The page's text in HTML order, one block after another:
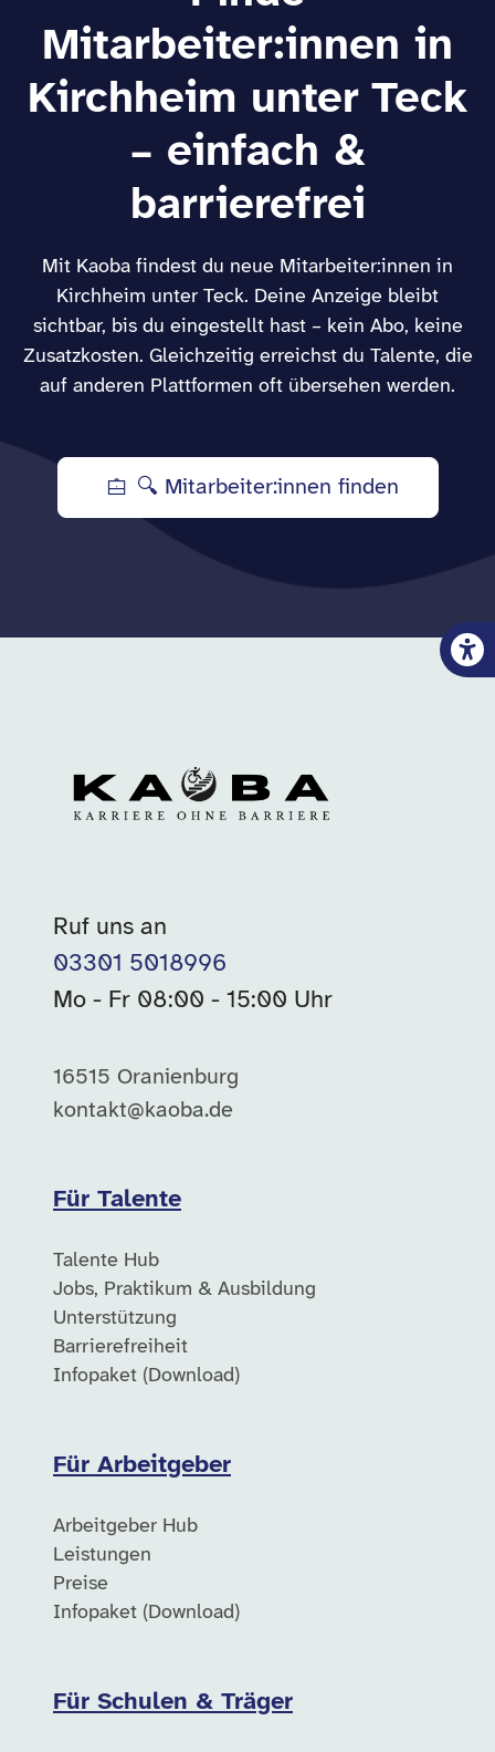
Mitarbeiter:innen in
Kirchheim unter Teck
– einfach &
barrierefrei
Mit Kaoba findest du neue Mitarbeiter:innen in
Kirchheim unter Teck. Deine Anzeige bleibt
sichtbar, bis du eingestellt hast – kein Abo, keine
Zusatzkosten. Gleichzeitig erreichst du Talente, die
auf anderen Plattformen oft übersehen werden.
🔍 Mitarbeiter:innen finden
Ruf uns an
03301 5018996
Mo - Fr 08:00 - 15:00 Uhr
16515 Oranienburg
kontakt@kaoba.de
Für Talente
Talente Hub
Jobs, Praktikum & Ausbildung
Unterstützung
Barrierefreiheit
Infopaket (Download)
Für Arbeitgeber
Arbeitgeber Hub
Leistungen
Preise
Infopaket (Download)
Für Schulen & Träger